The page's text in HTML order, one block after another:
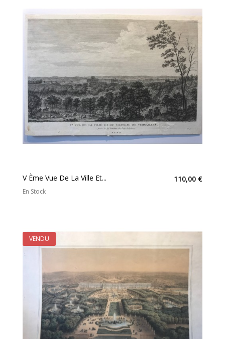
V Ème Vue De La Ville Et... 110,00 €
En Stock
VENDU